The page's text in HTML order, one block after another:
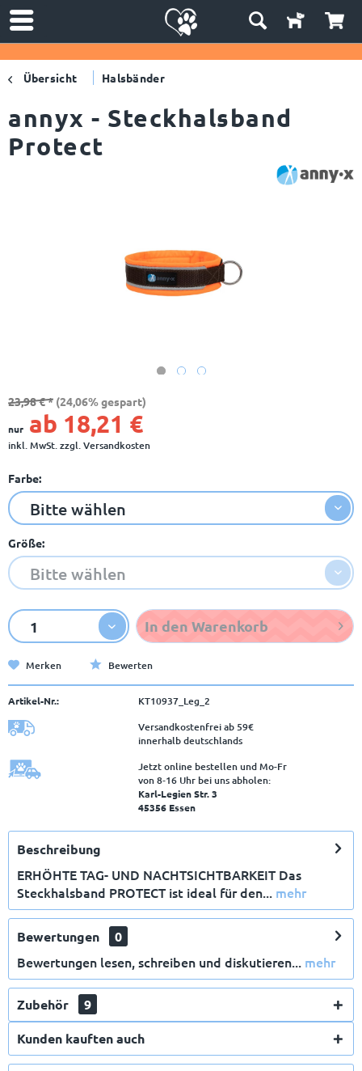
Übersicht Halsbänder
annyx - Steckhalsband
Protect
23,98 € * (24,06% gespart)
nur ab 18,21 €
inkl. MwSt.zzgl. Versandkosten
Farbe:
Größe:
In den Warenkorb
Merken Bewerten
Artikel-Nr.:
KT10937_Leg_2
Versandkostenfrei ab 59€
innerhalb deutschlands
Jetzt online bestellen und Mo-Fr
von 8‑16 Uhr bei uns abholen:
Karl-Legien Str. 3
45356 Essen
Beschreibung
ERHÖHTE TAG- UND NACHTSICHTBARKEIT Das
Steckhalsband PROTECT ist ideal für den... mehr
Bewertungen 0
Bewertungen lesen, schreiben und diskutieren... mehr
Zubehör
9
Kunden kauften auch
E-Mail